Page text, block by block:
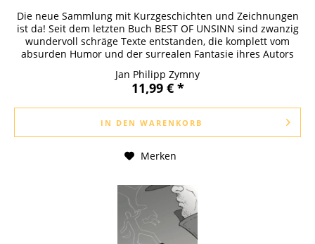
Die neue Sammlung mit Kurzgeschichten und Zeichnungen
ist da! Seit dem letzten Buch BEST OF UNSINN sind zwanzig
wundervoll schräge Texte entstanden, die komplett vom
absurden Humor und der surrealen Fantasie ihres Autors
Jan Philipp Zymny
11,99 € *
IN DEN WARENKORB
Merken